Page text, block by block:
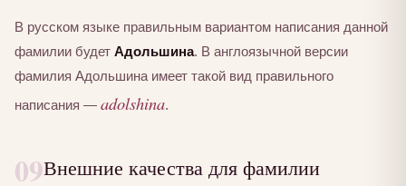
В русском языке правильным вариантом написания данной
фамилии будет Адольшина. В англоязычной версии
фамилия Адольшина имеет такой вид правильного
написания — adolshina.
09Внешние качества для фамилии